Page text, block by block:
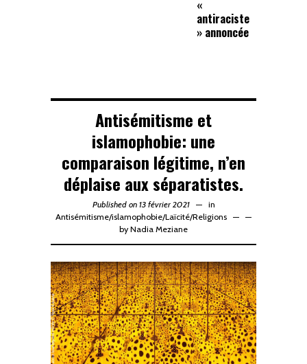
«
antiraciste
» annoncée
Antisémitisme et
islamophobie: une
comparaison légitime, n’en
déplaise aux séparatistes.
Published on 13 février 2021
in
Antisémitisme/islamophobie/Laïcité/Religions
—
by Nadia Meziane